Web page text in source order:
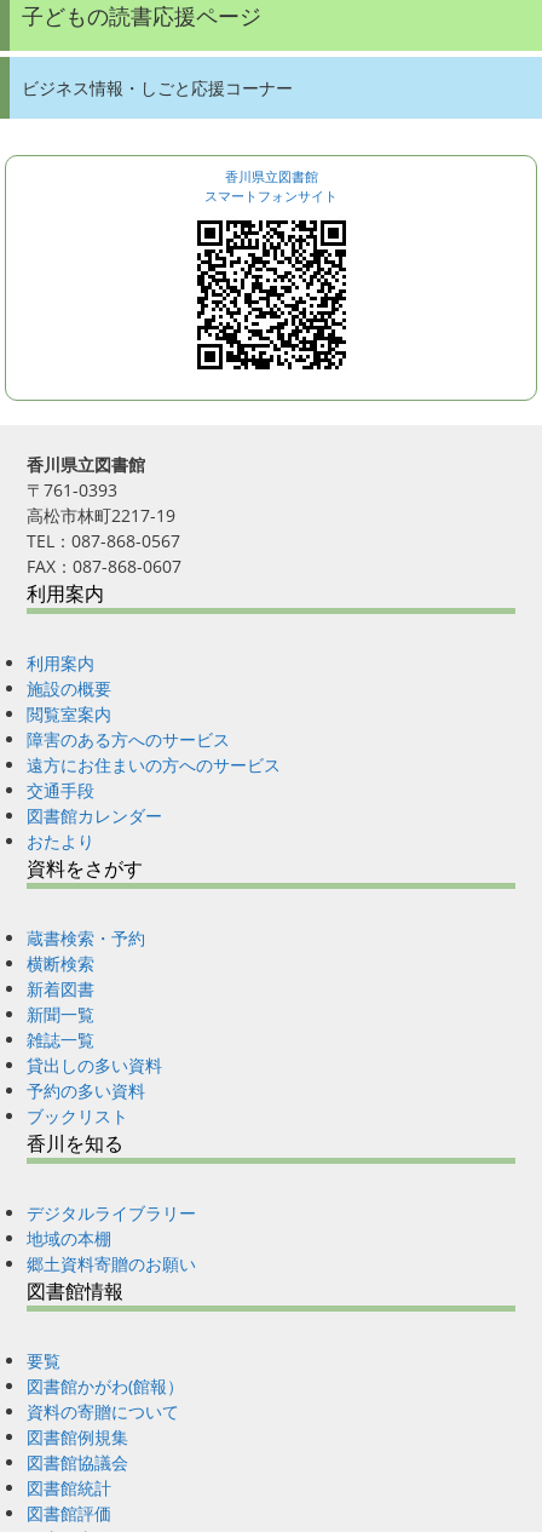
子どもの読書応援ページ
ビジネス情報・しごと応援コーナー
香川県立図書館
スマートフォンサイト
香川県立図書館
〒761-0393
高松市林町2217-19
TEL：087-868-0567
FAX：087-868-0607
利用案内
利用案内
施設の概要
閲覧室案内
障害のある方へのサービス
遠方にお住まいの方へのサービス
交通手段
図書館カレンダー
おたより
資料をさがす
蔵書検索・予約
横断検索
新着図書
新聞一覧
雑誌一覧
貸出しの多い資料
予約の多い資料
ブックリスト
香川を知る
デジタルライブラリー
地域の本棚
郷土資料寄贈のお願い
図書館情報
要覧
図書館かがわ(館報）
資料の寄贈について
図書館例規集
図書館協議会
図書館統計
図書館評価